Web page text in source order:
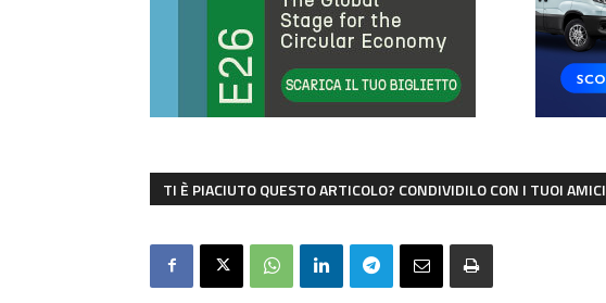
TI È PIACIUTO QUESTO ARTICOLO? CONDIVIDILO CON I TUOI AMICI